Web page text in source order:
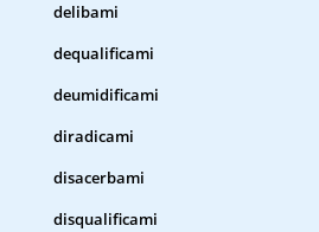
delibami
dequalificami
deumidificami
diradicami
disacerbami
disqualificami